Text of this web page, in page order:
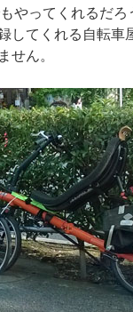
やってくれるだろ
してくれる自転車
せん。